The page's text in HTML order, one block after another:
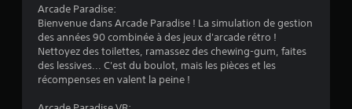
u
r
Arcade Paradise:
Bienvenue dans Arcade Paradise ! La simulation de gestion
des années 90 combinée à des jeux d'arcade rétro !
Nettoyez des toilettes, ramassez des chewing-gum, faites
des lessives... C'est du boulot, mais les pièces et les
récompenses en valent la peine !